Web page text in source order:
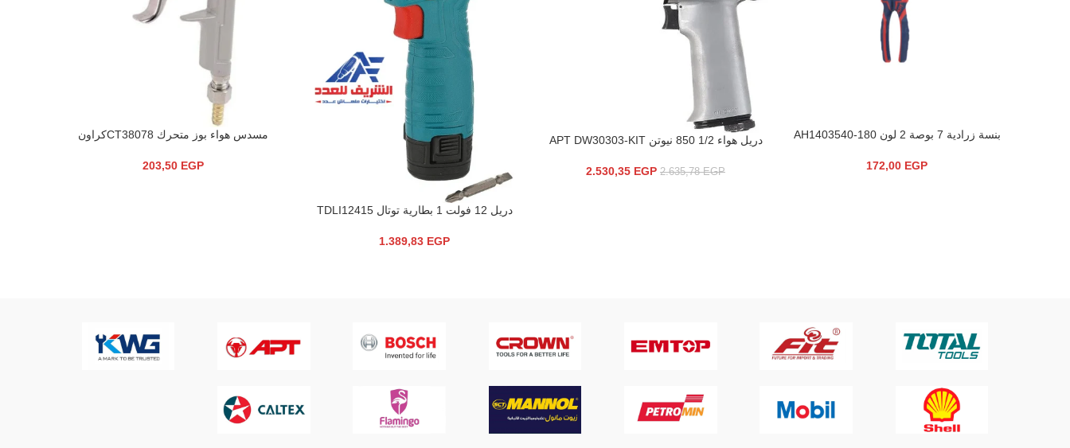
إضافة إلى السلة
بنسة زرادية 7 بوصة 2 لون AH1403540-180
172,00 EGP
إضافة إلى السلة
دريل هواء 1/2 850 نيوتن APT DW30303-KIT
2.635,78EGP
2.530,35 EGP
إضافة إلى السلة
دريل 12 فولت 1 بطارية توتال TDLI12415
1.389,83 EGP
إضافة إلى السلة
مسدس هواء بوز متحرك CT38078كراون
203,50 EGP